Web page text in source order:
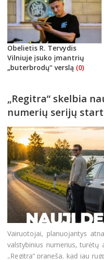
Obelietis R. Tervydis
Vilniuje įsuko įmantrių
„buterbrodų“ verslą (0)
„Regitra“ skelbia
numerių serijų
Vairuotojai, planuojantys
valstybinius numerius, turėtų
„Regitra“ praneša, kad jau